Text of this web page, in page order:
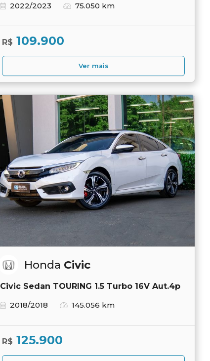
2022/2023
75.050 km
R$ 109.900
Ver mais
Honda Civic
Civic Sedan TOURING 1.5 Turbo 16V Aut.4p
2018/2018
145.056 km
R$ 125.900